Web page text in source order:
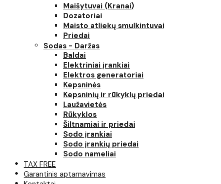
Maišytuvai (Kranai)
Dozatoriai
Maisto atliekų smulkintuvai
Priedai
Sodas - Daržas
Baldai
Elektriniai įrankiai
Elektros generatoriai
Kepsninės
Kepsninių ir rūkyklų priedai
Laužavietės
Rūkyklos
Šiltnamiai ir priedai
Sodo įrankiai
Sodo įrankių priedai
Sodo nameliai
TAX FREE
Garantinis aptarnavimas